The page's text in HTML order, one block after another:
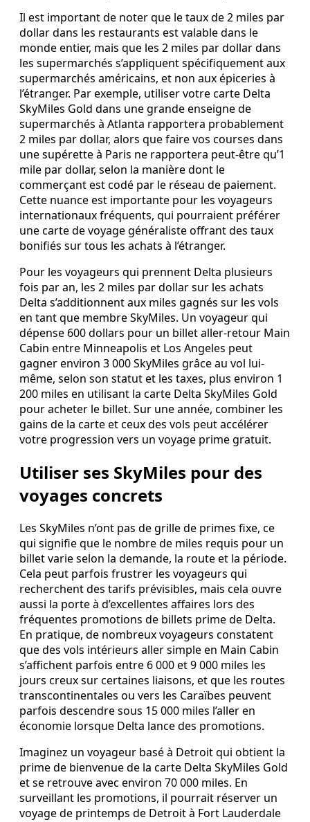
Il est important de noter que le taux de 2 miles par
dollar dans les restaurants est valable dans le
monde entier, mais que les 2 miles par dollar dans
les supermarchés s’appliquent spécifiquement aux
supermarchés américains, et non aux épiceries à
l’étranger. Par exemple, utiliser votre carte Delta
SkyMiles Gold dans une grande enseigne de
supermarchés à Atlanta rapportera probablement
2 miles par dollar, alors que faire vos courses dans
une supérette à Paris ne rapportera peut-être qu’1
mile par dollar, selon la manière dont le
commerçant est codé par le réseau de paiement.
Cette nuance est importante pour les voyageurs
internationaux fréquents, qui pourraient préférer
une carte de voyage généraliste offrant des taux
bonifiés sur tous les achats à l’étranger.
Pour les voyageurs qui prennent Delta plusieurs
fois par an, les 2 miles par dollar sur les achats
Delta s’additionnent aux miles gagnés sur les vols
en tant que membre SkyMiles. Un voyageur qui
dépense 600 dollars pour un billet aller-retour Main
Cabin entre Minneapolis et Los Angeles peut
gagner environ 3 000 SkyMiles grâce au vol lui-
même, selon son statut et les taxes, plus environ 1
200 miles en utilisant la carte Delta SkyMiles Gold
pour acheter le billet. Sur une année, combiner les
gains de la carte et ceux des vols peut accélérer
votre progression vers un voyage prime gratuit.
Utiliser ses SkyMiles pour des
voyages concrets
Les SkyMiles n’ont pas de grille de primes fixe, ce
qui signifie que le nombre de miles requis pour un
billet varie selon la demande, la route et la période.
Cela peut parfois frustrer les voyageurs qui
recherchent des tarifs prévisibles, mais cela ouvre
aussi la porte à d’excellentes affaires lors des
fréquentes promotions de billets prime de Delta.
En pratique, de nombreux voyageurs constatent
que des vols intérieurs aller simple en Main Cabin
s’affichent parfois entre 6 000 et 9 000 miles les
jours creux sur certaines liaisons, et que les routes
transcontinentales ou vers les Caraïbes peuvent
parfois descendre sous 15 000 miles l’aller en
économie lorsque Delta lance des promotions.
Imaginez un voyageur basé à Detroit qui obtient la
prime de bienvenue de la carte Delta SkyMiles Gold
et se retrouve avec environ 70 000 miles. En
surveillant les promotions, il pourrait réserver un
voyage de printemps de Detroit à Fort Lauderdale